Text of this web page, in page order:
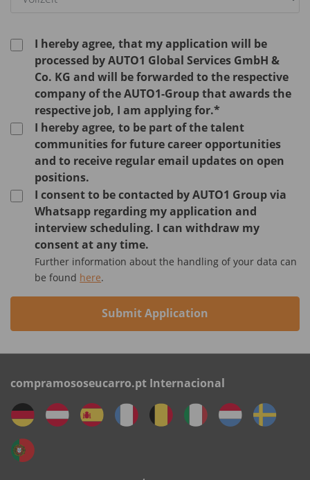
I hereby agree, that my application will be
processed by AUTO1 Global Services GmbH &
Co. KG and will be forwarded to the respective
company of the AUTO1-Group that awards the
respective job, I am applying for.*
I hereby agree, to be part of the talent
communities for future career opportunities
and to receive regular email updates on open
positions.
I consent to be contacted by AUTO1 Group via
Whatsapp regarding my application and
interview scheduling. I can withdraw my
consent at any time.
Further information about the handling of your data can
be found here.
Submit Application
compramososeucarro.pt Internacional